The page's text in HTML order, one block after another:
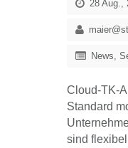
28 Aug.,
News
Cloud-TK-
Standard
sind